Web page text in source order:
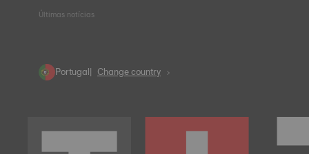
Últimas notícias
Portugal Change country